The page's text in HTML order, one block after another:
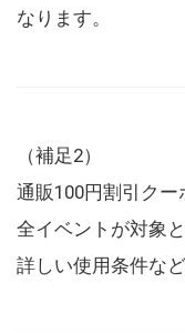
なります。
（補足2）
通販100円割引ク
全イベントが対象と
詳しい使用条件な